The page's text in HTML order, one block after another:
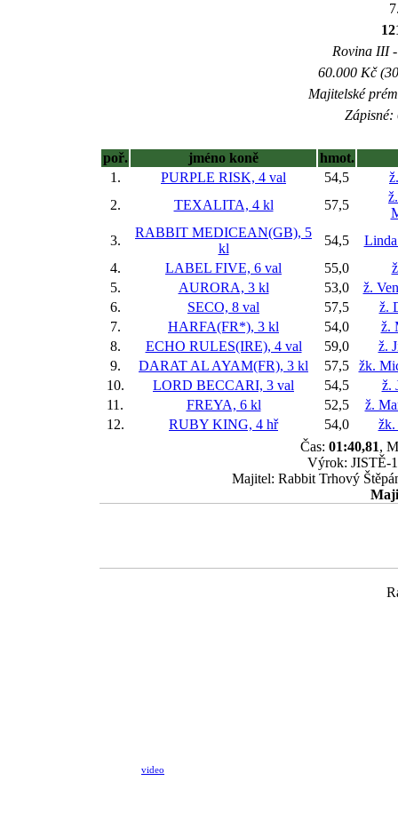
Rovina III
60.000 Kč
Majitelské
poř. jméno koně
hmot.
1.
PURPLE RISK, 4 val 54,5
2.
TEXALITA, 4 kl 57,5
3.
RABBIT MEDICEAN(GB), 5
kl
54,5
4.
LABEL FIVE, 6 val 55,0
5.
AURORA, 3 kl 53,0
ž.
6.
SECO, 8 val 57,5
ž.
7.
HARFA(FR*), 3 kl 54,0
ž.
8.
ECHO RULES(IRE), 4 val 59,0
ž.
9.
DARAT AL AYAM(FR), 3 kl 57,5
žk.
10.
LORD BECCARI, 3 val 54,5
ž.
11.
FREYA, 6 kl 52,5
ž.
12.
RUBY KING, 4 hř 54,0
žk.
Čas: 01:40,81,
Výrok: JISTĚ-
Majitel: Rabbit Trhový
video